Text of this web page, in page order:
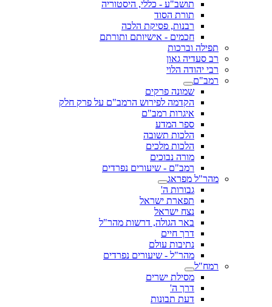
תושב"ע - כללי, היסטוריה
תורת הסוד
רבנות, פסיקת הלכה
חכמים - אישיותם ותורתם
תפילה וברכות
רב סעדיה גאון
רבי יהודה הלוי
רמב"ם
שמונה פרקים
הקדמה לפירוש הרמב"ם על פרק חלק
איגרות רמב"ם
ספר המדע
הלכות תשובה
הלכות מלכים
מורה נבוכים
רמב"ם - שיעורים נפרדים
מהר"ל מפראג
גבורות ה'
תפארת ישראל
נצח ישראל
באר הגולה, דרשות מהר"ל
דרך חיים
נתיבות עולם
מהר"ל - שיעורים נפרדים
רמח"ל
מסילת ישרים
דרך ה'
דעת תבונות